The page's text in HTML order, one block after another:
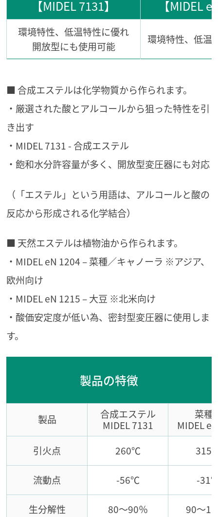
【MIDEL 7131】
【MIDEL
環境特性、低温特性に優れ
開放型にも使用可能
環境特性、低温
■ 合成エステルは化学物質から作られます。
・厳選された酸とアルコールから狙った特性を引
き出す
・MIDEL 7131 - 合成エステル
・飽和水分許容量が多く、開放型変圧器にも対応
（「エステル」という用語は、アルコールと酸の
反応から形成される化学結合）
■ 天然エステルは植物油から作られます。
・MIDEL eN 1204 – 菜種／キャノーラ ※アジア、
欧州向け
・MIDEL eN 1215 – 大豆 ※北米向け
・酸価安定度が低い為、密封型変圧器に使用しま
す。
製品の特徴
製品
合成エステル
MIDEL 7131
菜種
MIDEL
引火点
260℃
流動点 -56℃ -
生分解性 80～90％ 90～